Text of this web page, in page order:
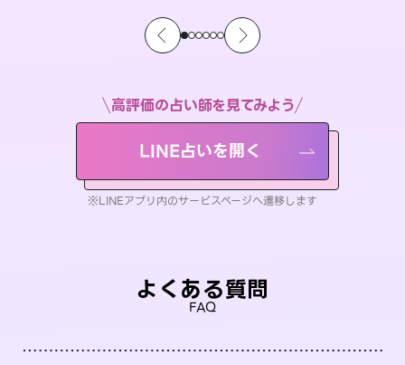
高評価の占い師を見てみよう
LINE占いを開く
※LINEアプリ内のサービスページへ遷移します
よくある質問
FAQ